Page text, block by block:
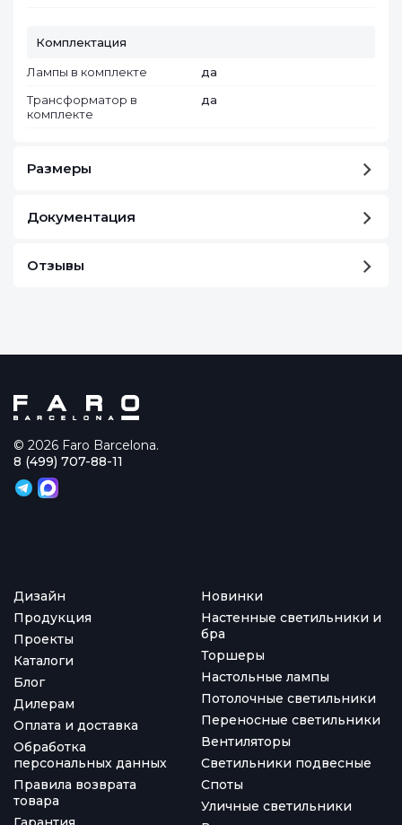
Комплектация
Лампы в комплекте
да
Трансформатор в
комплекте
да
Размеры
Документация
Отзывы
© 2026 Faro Barcelona.
Дизайн
Продукция
Проекты
Каталоги
Блог
Дилерам
Оплата и доставка
Обработка
персональных данных
Правила возврата
товара
Новинки
Настенные светильники и
бра
Торшеры
Настольные лампы
Потолочные светильники
Переносные светильники
Вентиляторы
Светильники подвесные
Споты
Уличные светильники
8 (499) 707-88-11